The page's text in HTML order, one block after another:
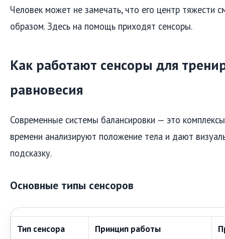
Человек может не замечать, что его центр тяжести
образом. Здесь на помощь приходят сенсоры.
Как работают сенсоры для
равновесия
Современные системы балансировки — это
времени анализируют положение тела и дают
подсказку.
Основные типы сенсоров
Тип сенсора Принцип работы